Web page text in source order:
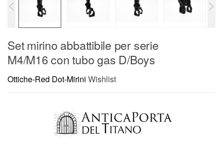
Set mirino abbattibile per serie
M4/M16 con tubo gas D/Boys
Ottiche-Red Dot-Mirini Wishlist